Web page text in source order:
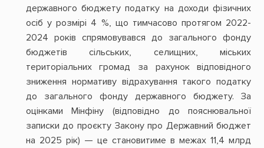
державного бюджету податку на доходи фізичних
осіб у розмірі 4 %, що тимчасово протягом 2022-
2024 років спрямовувався до загального фонду
бюджетів сільських, селищних, міських
територіальних громад за рахунок відповідного
зниження нормативу відрахування такого податку
до загального фонду державного бюджету. За
оцінками Мінфіну (відповідно до пояснювальної
записки до проєкту Закону про Державний бюджет
на 2025 рік) — це становитиме в межах 11,4 млрд